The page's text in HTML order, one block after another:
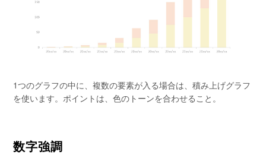
1つのグラフの中に、複数の要素が入る場合は、積み上げグラフ
を使います。ポイントは、色のトーンを合わせること。
数字強調